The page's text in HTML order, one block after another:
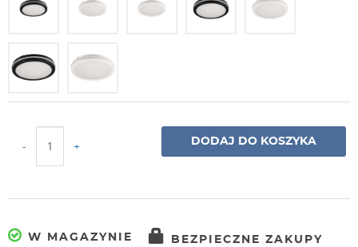
- + DODAJ DO KOSZYKA
W MAGAZYNIE BEZPIECZNE ZAKUPY